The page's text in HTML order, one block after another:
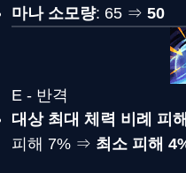
마나 소모량: 65 ⇒ 50
E - 반격
대상 최대 체력 비례 피
피해 7% ⇒ 최소 피해